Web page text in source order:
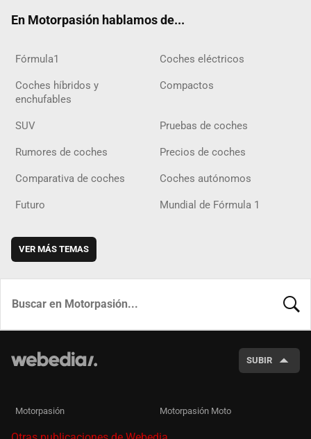
En Motorpasión hablamos de...
Fórmula1 Coches eléctricos
Coches híbridos y
enchufables
Compactos
SUV Pruebas de coches
Rumores de coches Precios de coches
Comparativa de coches Coches autónomos
Futuro Mundial de Fórmula 1
VER MÁS TEMAS
SUBIR
Motorpasión Motorpasión Moto